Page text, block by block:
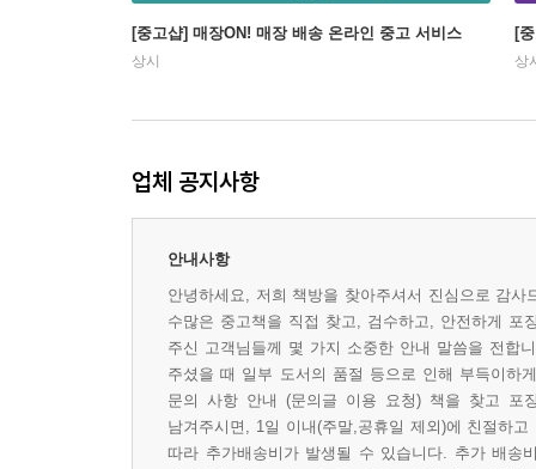
[중고샵] 매장ON! 매장 배송 온라인 중고 서비스
상시
[
상
업체 공지사항
안내사항
안녕하세요, 저희 책방을 찾아주셔서 진심으로 감
수많은 중고책을 직접 찾고, 검수하고, 안전하게
주신 고객님들께 몇 가지 소중한 안내 말씀을 전합
주셨을 때 일부 도서의 품절 등으로 인해 부득이하
문의 사항 안내 (문의글 이용 요청) 책을 찾고 포
남겨주시면, 1일 이내(주말,공휴일 제외)에 친절하
따라 추가배송비가 발생될 수 있습니다. 추가 배송